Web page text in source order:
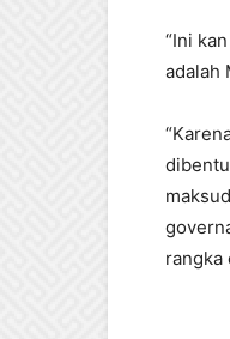
“Ini
adalah
rangka